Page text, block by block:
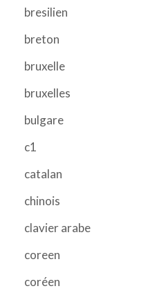
bresilien
breton
bruxelle
bruxelles
bulgare
c1
catalan
chinois
clavier arabe
coreen
coréen